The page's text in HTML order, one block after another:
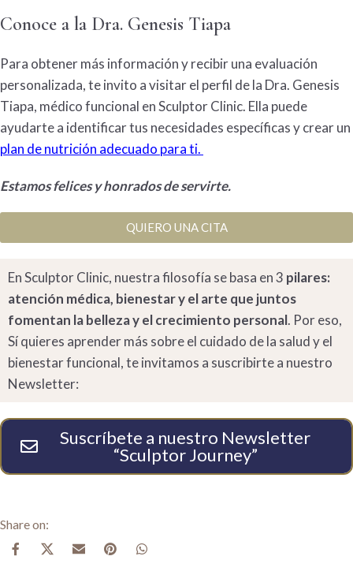
Conoce a la Dra. Genesis Tiapa
Para obtener más información y recibir una evaluación
personalizada, te invito a visitar el perfil de la Dra. Genesis
Tiapa, médico funcional en Sculptor Clinic. Ella puede
ayudarte a identificar tus necesidades específicas y crear un
plan de nutrición adecuado para ti.
Estamos felices y honrados de servirte.
QUIERO UNA CITA
En Sculptor Clinic, nuestra filosofía se basa en 3 pilares:
atención médica, bienestar y el arte que juntos
fomentan la belleza y el crecimiento personal. Por eso,
Sí quieres aprender más sobre el cuidado de la salud y el
bienestar funcional, te invitamos a suscribirte a nuestro
Newsletter:
Suscríbete a nuestro Newsletter
“Sculptor Journey”